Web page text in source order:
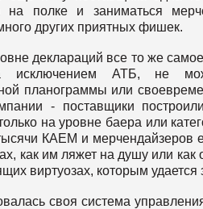
на полке и заниматься
других приятных фишек.
деклараций все то же
АТБ, не
планограммы или
- поставщики
на уровне баера или
КАЕМ и мерчендайзеров
как им ляжет на душу или
виртуозах, которым
своя система